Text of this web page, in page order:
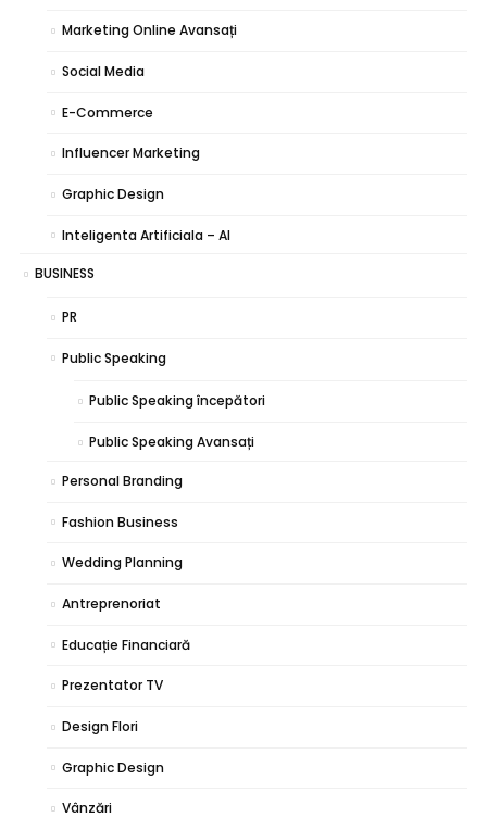
Marketing Online Avansați
Social Media
E-Commerce
Influencer Marketing
Graphic Design
Inteligenta Artificiala – AI
BUSINESS
PR
Public Speaking
Public Speaking începători
Public Speaking Avansați
Personal Branding
Fashion Business
Wedding Planning
Antreprenoriat
Educație Financiară
Prezentator TV
Design Flori
Graphic Design
Vânzări